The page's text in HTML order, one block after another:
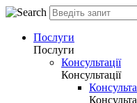
Послуги
Послуги
Консультації
Консультації